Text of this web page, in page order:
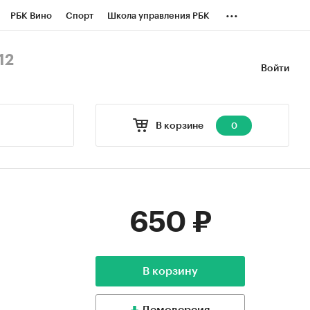
РБК Вино Спорт Школа управления РБК ...
Войти
В корзине 0
650 ₽
В корзину